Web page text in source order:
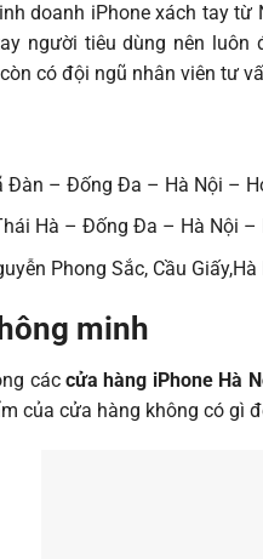
doanh iPhone xách tay
người tiêu dùng nên luôn
có đội ngũ nhân viên tư
Đàn – Đống Đa – Hà Nội –
Hà – Đống Đa – Hà Nội –
Phong Sắc, Cầu
minh
các cửa hàng iPhone Hà
của cửa hàng không có gì